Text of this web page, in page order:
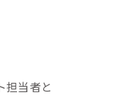
担当者と